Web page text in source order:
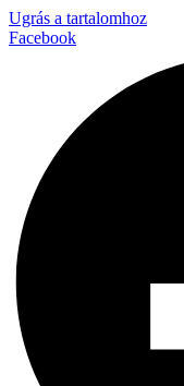
Ugrás a tartalomhoz
Facebook